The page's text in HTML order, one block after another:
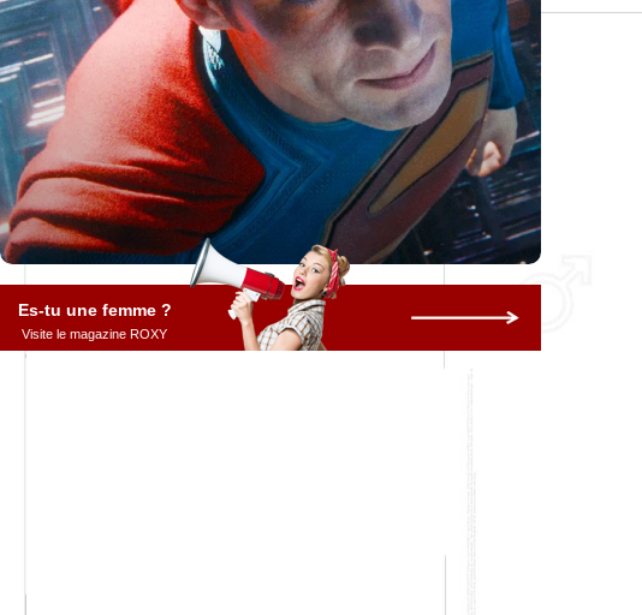
Es-tu une femme ?
Visite le magazine ROXY